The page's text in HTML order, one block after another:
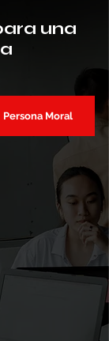
una
Persona Moral